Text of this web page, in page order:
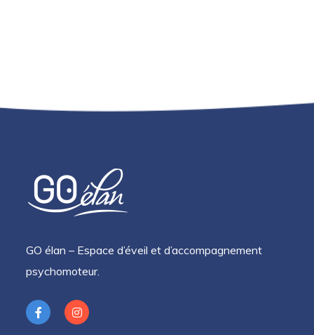
GO élan – Espace d’éveil et d’accompagnement
psychomoteur.